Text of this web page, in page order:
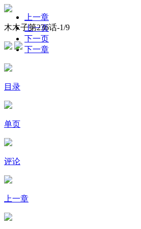
木木子第236话-1/9
上一章
上一页
下一页
下一章
目录
单页
评论
上一章